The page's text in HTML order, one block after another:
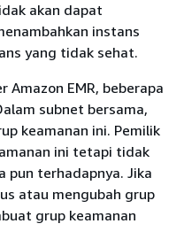
akan dapat
instans
yang tidak sehat.
Amazon EMR, beberapa
subnet bersama,
keamanan ini. Pemilik
ini tetapi tidak
pun terhadapnya. Jika
atau mengubah grup
grup keamanan